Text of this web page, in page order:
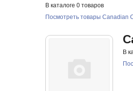
В каталоге 0 товаров
Посмотреть товары Canadian
В